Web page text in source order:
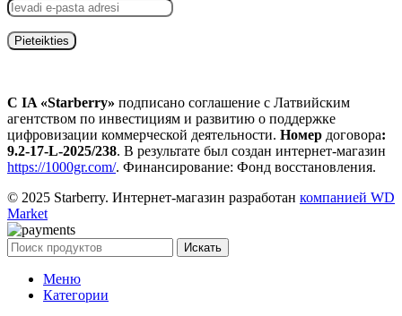
С IA «Starberry» подписано соглашение с Латвийским
агентством по инвестициям и развитию о поддержке
цифровизации коммерческой деятельности. Номер договора:
9.2-17-L-2025/238. В результате был создан интернет-магазин
https://1000gr.com/. Финансирование: Фонд восстановления.
© 2025 Starberry. Интернет-магазин разработан компанией WD
Market
Искать
Меню
Категории